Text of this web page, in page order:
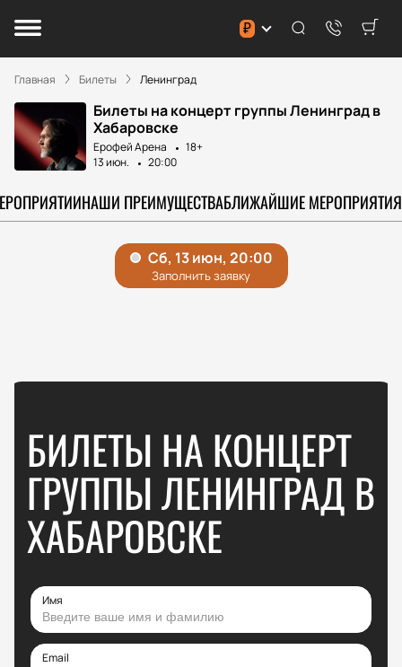
₽
Главная Билеты Ленинград
Билеты на концерт группы Ленинград в
Хабаровске
Ерофей Арена
18+
13 июн.
20:00
НАШИ ПРЕИМУЩЕСТВАБЛИЖАЙШИЕ МЕРОПРИЯТИЯ
БИЛЕТЫ НА КОНЦЕРТ
ГРУППЫ ЛЕНИНГРАД В
ХАБАРОВСКЕ
Имя
Email